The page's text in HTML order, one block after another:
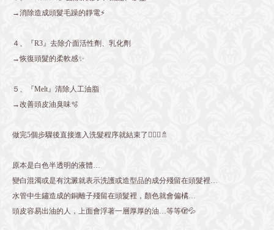
→消除造成頭髮毛躁的靜電⚡️
４、『R3』去除介面活性劑、乳化劑
→恢復頭髮的柔軟感✨
５、『Melt』清除人工油脂
→改善頭皮油臭味🫧
做完5個步驟後直接進入洗髮程序就結束了💆🏻‍♀️🚿
原本是白色半透明的液體…
變白混濁或是有沈澱就表示洗護或造型品的成分殘留在頭髮裡…
水管中生鏽造成的銅離子殘留在頭髮裡，顏色就會偏橘…
頭皮容易出油的人，上面會浮著一層厚厚的油…等等🫣💦